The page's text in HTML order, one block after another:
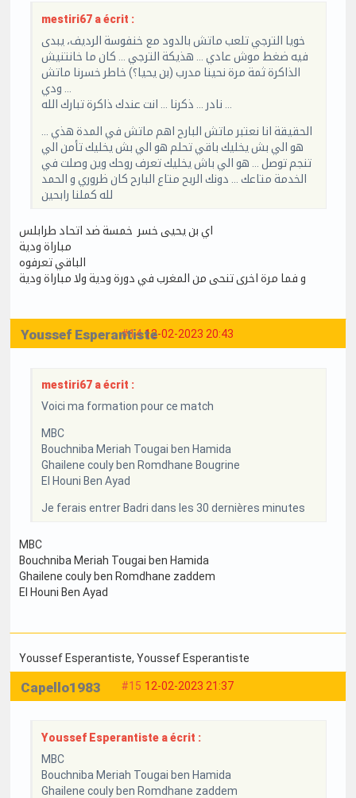
mestiri67 a écrit :
خويا الترجي تلعب ماتش بالدود مع خنفوسة الرديف، يبدى
فيه ضغط موش عادي … هذيكة الترجي … كان ما خانتنيش
الذاكرة ثمة مرة نحينا مدرب (بن يحيا؟) خاطر خسرنا ماتش
الحقيقة انا نعتبر ماتش البارح اهم ماتش في المدة هذي …
هو الي بش يخليك باقي تحلم هو الي بش يخليك تأمن الي
تنجم توصل … هو الي باش يخليك تعرف روحك وين وصلت في
الخدمة متاعك … دونك الربح متاع البارح كان ظروري و الحمد
لله كملنا رابحين
اي بن يحيى خسر خمسة ضد اتحاد طرابلس
مباراة ودية
الباقي تعرفوه
و فما مرة اخرى تنحى من المغرب في دورة ودية ولا مباراة ودية
#14 12-02-2023 20:43
Youssef Esperantiste
mestiri67 a écrit :
Voici ma formation pour ce match
MBC
Bouchniba Meriah Tougai ben Hamida
Ghailene couly ben Romdhane Bougrine
El Houni Ben Ayad
Je ferais entrer Badri dans les 30 dernières minutes
MBC
Bouchniba Meriah Tougai ben Hamida
Ghailene couly ben Romdhane zaddem
El Houni Ben Ayad
Youssef Esperantiste, Youssef Esperantiste
#15 12-02-2023 21:37
Capello1983
Youssef Esperantiste a écrit :
MBC
Bouchniba Meriah Tougai ben Hamida
Ghailene couly ben Romdhane zaddem